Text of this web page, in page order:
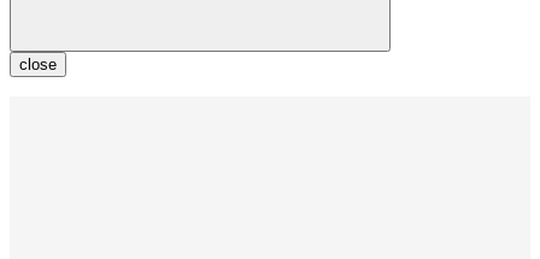
close